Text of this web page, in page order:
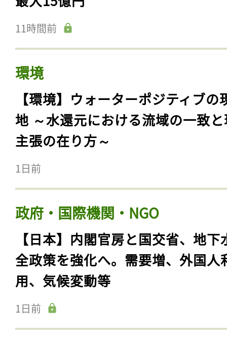
11時間前
環境
【環境】ウォーターポジティブの
地 ～水還元における流域の一致
主張の在り方～
1日前
政府・国際機関・NGO
【日本】内閣官房と国交省、地下
全政策を強化へ。需要増、外国人
用、気候変動等
1日前